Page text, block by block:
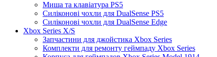
Миша та клавіатура PS5
Силіконові чохли для DualSense PS5
Силіконові чохли для DualSense Edge
Xbox Series X/S
Запчастини для джойстика Xbox Series
Комплекти для ремонту геймпаду Xbox Series